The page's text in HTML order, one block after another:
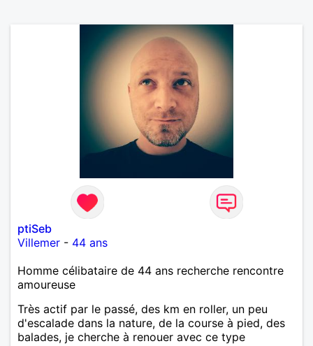
ptiSeb
Villemer - 44 ans
Homme célibataire de 44 ans recherche rencontre
amoureuse
Très actif par le passé, des km en roller, un peu
d'escalade dans la nature, de la course à pied, des
balades, je cherche à renouer avec ce type